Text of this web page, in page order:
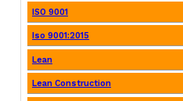
ISO 9001
Iso 9001:2015
Lean
Lean Construction